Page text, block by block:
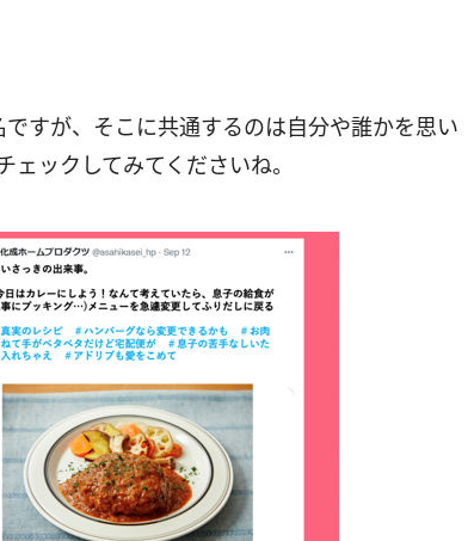
すが、そこに共通するのは自分や誰かを思い
ックしてみてくださいね。